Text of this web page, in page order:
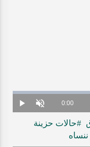
Play Unmute Current
Time
0:00
Loaded:
0%
Progress:
0%
#حالات حزينة